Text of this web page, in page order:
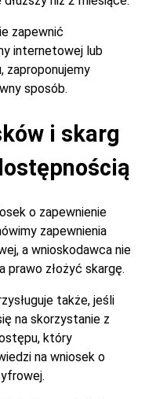
zapewnić
internetowej lub
zaproponujemy
sposób.
i skarg
o zapewnienie
zapewnienia
a wnioskodawca nie
prawo złożyć skargę.
także, jeśli
na skorzystanie z
który
na wniosek o